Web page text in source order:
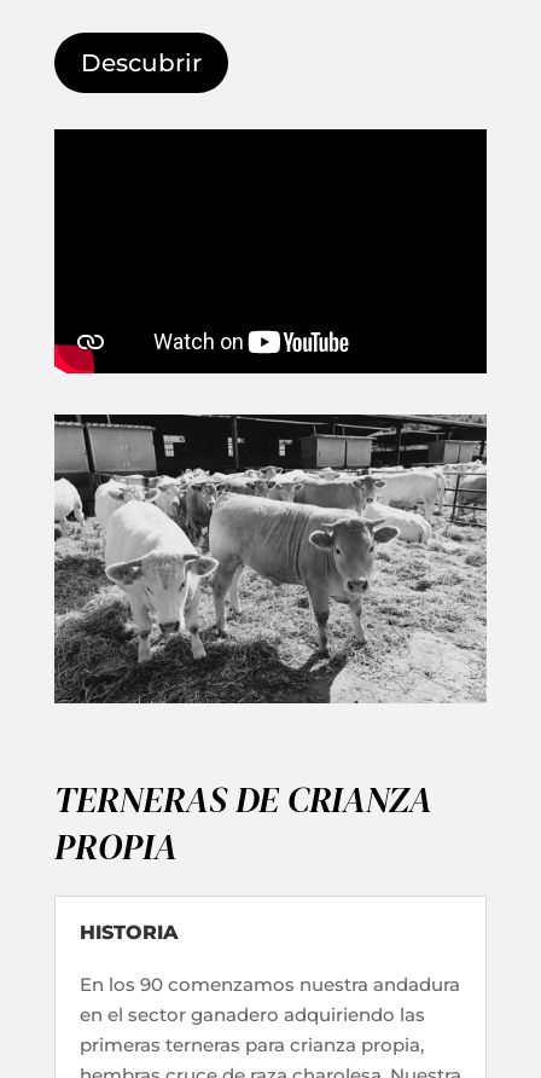
Descubrir
TERNERAS DE CRIANZA
PROPIA
HISTORIA
En los 90 comenzamos nuestra andadura
en el sector ganadero adquiriendo las
primeras terneras para crianza propia,